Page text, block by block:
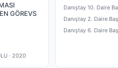
GÖREVS
· 2020
Danıştay 10. Daire
Danıştay 2. Daire
Danıştay 6. Daire